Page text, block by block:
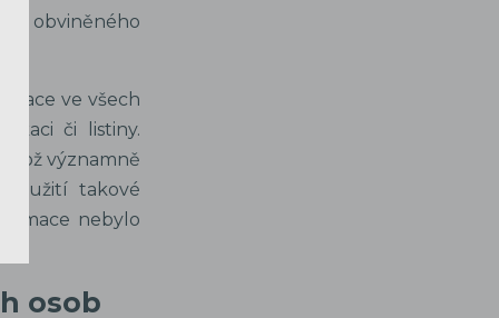
obviněného
ve všech
či listiny.
což významně
takové
nebylo
osob